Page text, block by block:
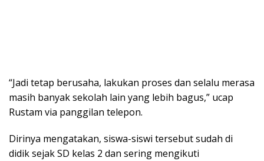
“Jadi tetap berusaha, lakukan proses dan selalu merasa
masih banyak sekolah lain yang lebih bagus,” ucap
Rustam via panggilan telepon.
Dirinya mengatakan, siswa-siswi tersebut sudah di
didik sejak SD kelas 2 dan sering mengikuti